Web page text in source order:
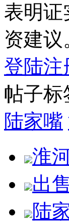
表明证
资建
登陆注
帖子标
陆家嘴
淮
出
陆